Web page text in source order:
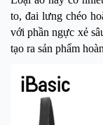
to, đai lưng chéo
với phần ngực xẻ
tạo ra sản phẩm